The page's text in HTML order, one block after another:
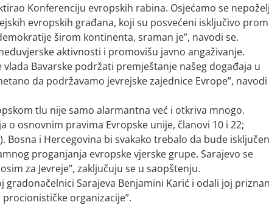
Konferenciju evropskih rabina. Osjećamo se
evropskih građana, koji su posvećeni isključivo
širom kontinenta, sraman je”, navodi se.
aktivnosti i promovišu javno angaživanje.
Bavarske podržati premještanje našeg događaja u
da podržavamo jevrejske zajednice Evrope”, navodi
tlu nije samo alarmantna već i otkriva mnogo.
o osnovnim pravima Evropske unije, članovi 10 i 22;
Bosna i Hercegovina bi svakako trebalo da bude
proganjanja evropske vjerske grupe. Sarajevo se
za Jevreje”, zaključuju se u saopštenju.
Sarajeva Benjamini Karić i odali joj
organizacije”.